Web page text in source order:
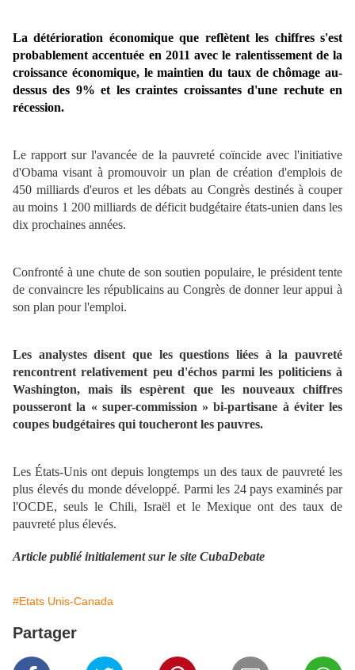
La détérioration économique que reflètent les chiffres s'est
probablement accentuée en 2011 avec le ralentissement de la
croissance économique, le maintien du taux de chômage au-
dessus des 9% et les craintes croissantes d'une rechute en
récession.
Le rapport sur l'avancée de la pauvreté coïncide avec l'initiative
d'Obama visant à promouvoir un plan de création d'emplois de
450 milliards d'euros et les débats au Congrès destinés à couper
au moins 1 200 milliards de déficit budgétaire états-unien dans les
dix prochaines années.
Confronté à une chute de son soutien populaire, le président tente
de convaincre les républicains au Congrès de donner leur appui à
son plan pour l'emploi.
Les analystes disent que les questions liées à la pauvreté
rencontrent relativement peu d'échos parmi les politiciens à
Washington, mais ils espèrent que les nouveaux chiffres
pousseront la « super-commission » bi-partisane à éviter les
coupes budgétaires qui toucheront les pauvres.
Les États-Unis ont depuis longtemps un des taux de pauvreté les
plus élevés du monde développé. Parmi les 24 pays examinés par
l'OCDE, seuls le Chili, Israël et le Mexique ont des taux de
pauvreté plus élevés.
Article publié initialement sur le site CubaDebate
#Etats Unis-Canada
Partager